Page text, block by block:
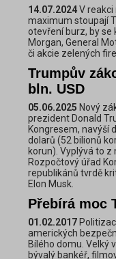
14.07.2024V reakci
maximum stoupají
otevření burz, by se
Morgan, General
či akcie zelených
Trumpův
bln. USD
05.06.2025 Nový
prezident Donald
Kongresem, navýší
dolarů (52 bilionů
korun). Vyplývá to
Rozpočtový úřad
republikánů tvrdě
Elon Musk.
Přebírá moc
01.02.2017
amerických
Bílého domu. Velký
bývalý bankéř,